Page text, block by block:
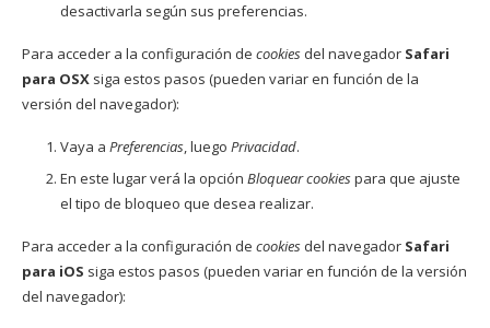
desactivarla según sus preferencias.
Para acceder a la configuración de cookies del navegador Safari
para OSX siga estos pasos (pueden variar en función de la
versión del navegador):
Vaya a Preferencias, luego Privacidad.
En este lugar verá la opción Bloquear cookiespara que ajuste
el tipo de bloqueo que desea realizar.
Para acceder a la configuración de cookies del navegador Safari
para iOS siga estos pasos (pueden variar en función de la versión
del navegador):